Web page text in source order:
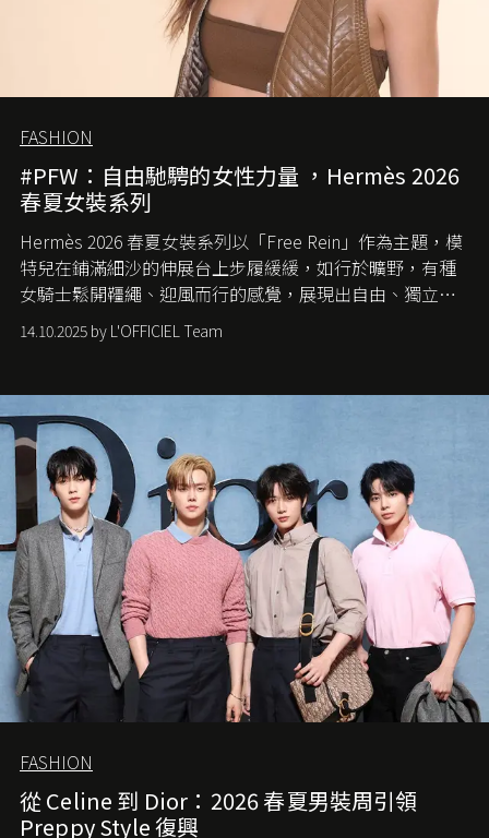
FASHION
#PFW：自由馳騁的女性力量 ，Hermès 2026
春夏女裝系列
Hermès 2026 春夏女裝系列以「Free Rein」作為主題，模
特兒在鋪滿細沙的伸展台上步履緩緩，如行於曠野，有種
女騎士鬆開韁繩、迎風而行的感覺，展現出自由、獨立與
從容的態度。
14.10.2025 by L'OFFICIEL Team
FASHION
從 Celine 到 Dior：2026 春夏男裝周引領
Preppy Style 復興